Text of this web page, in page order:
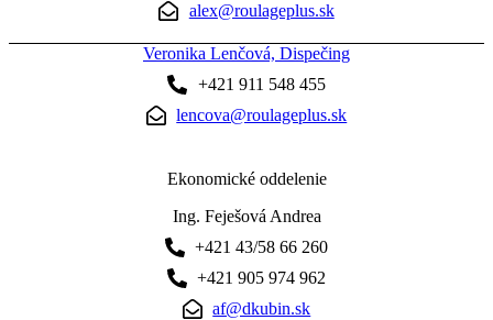
alex@roulageplus.sk
Veronika Lenčová, Dispečing
+421 911 548 455
lencova@roulageplus.sk
Ekonomické oddelenie
Ing. Feješová Andrea
+421 43/58 66 260
+421 905 974 962
af@dkubin.sk